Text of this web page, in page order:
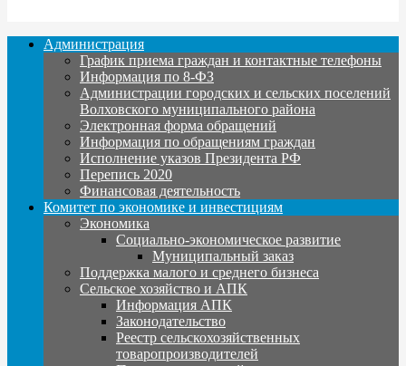
Администрация
График приема граждан и контактные телефоны
Информация по 8-ФЗ
Администрации городских и сельских поселений
Волховского муниципального района
Электронная форма обращений
Информация по обращениям граждан
Исполнение указов Президента РФ
Перепись 2020
Финансовая деятельность
Комитет по экономике и инвестициям
Экономика
Социально-экономическое развитие
Муниципальный заказ
Поддержка малого и среднего бизнеса
Сельское хозяйство и АПК
Информация АПК
Законодательство
Реестр сельскохозяйственных
товаропроизводителей